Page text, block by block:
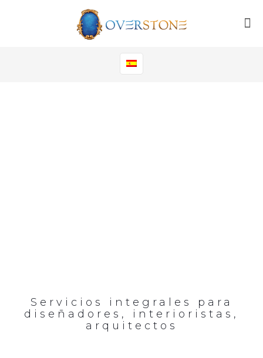
Servicios integrales para
diseñadores, interioristas,
arquitectos